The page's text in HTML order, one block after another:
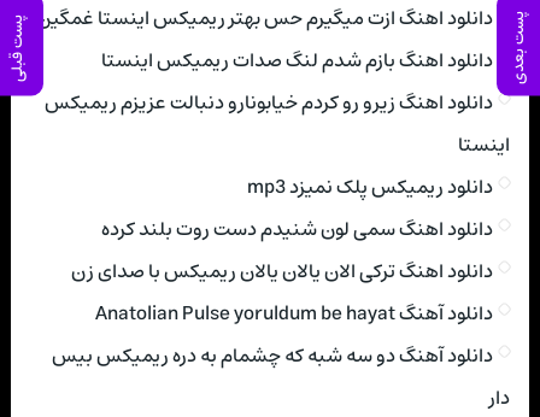
پست بعدی پست قبلی دانلود اهنگ ازت میگیرم حس بهتر ریمیکس اینستا غمگین
دانلود اهنگ بازم شدم لنگ صدات ریمیکس اینستا
دانلود اهنگ زیرو رو کردم خیابونارو دنبالت عزیزم ریمیکس
اینستا
دانلود ریمیکس پلک نمیزد mp3
دانلود اهنگ سمی لون شنیدم دست روت بلند کرده
دانلود اهنگ ترکی الان یالان یالان ریمیکس با صدای زن
دانلود آهنگ Anatolian Pulse yoruldum be hayat
دانلود آهنگ دو سه شبه که چشمام به دره ریمیکس بیس
دار